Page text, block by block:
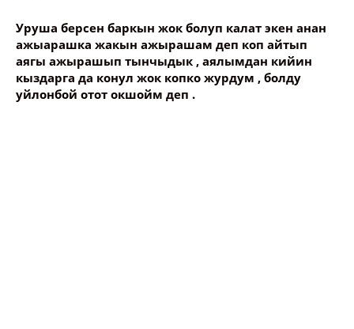
Уруша берсен баркын жок болуп калат экен анан
ажыарашка жакын ажырашам деп коп айтып
аягы ажырашып тынчыдык , аялымдан кийин
кыздарга да конул жок копко журдум , болду
уйлонбой отот окшойм деп .